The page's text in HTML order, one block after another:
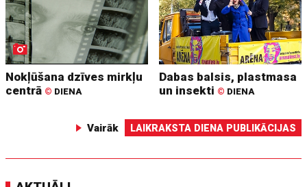
Nokļūšana dzīves mirkļu
centrā © DIENA
Dabas balsis, plastmasa
un insekti © DIENA
Vairāk LAIKRAKSTA DIENA PUBLIKĀCIJAS